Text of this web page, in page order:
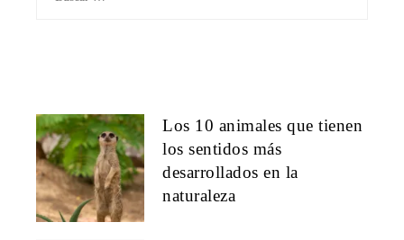
Los 10 animales que tienen
los sentidos más
desarrollados en la
naturaleza